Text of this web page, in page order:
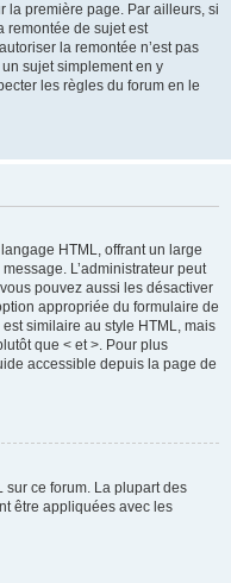
la première page. Par ailleurs, si
remontée de sujet est
la remontée n’est pas
sujet simplement en y
les règles du forum en le
HTML, offrant un large
L’administrateur peut
pouvez aussi les désactiver
appropriée du formulaire de
similaire au style HTML, mais
que < et >. Pour plus
accessible depuis la page de
sur ce forum. La plupart des
être appliquées avec les